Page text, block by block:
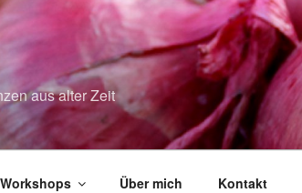
aus alter Zeit
Workshops Über mich Kontakt